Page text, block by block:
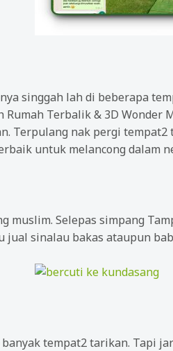
singgah lah di beberapa
Terbalik & 3D
Terpulang nak pergi
untuk melancong dalam
muslim. Selepas simpang
jual sinalau bakas ataupun
tempat2 tarikan. Tapi